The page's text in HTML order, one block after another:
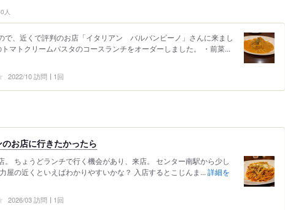
人
で、近くで評判のお店「イタリアン バルバンビーノ」さんに来まし
マトクリームパスタのコースランチをオーダーしました。 ・前菜...
2022/10 訪問 1回
お店に行きたかったら
。 ちょうどランチで行く機会があり、来店。 センター南駅から少し
屋の近くといえばわかりやすいかな？ 入店するとこじんま... 詳細を
2026/03 訪問 1回